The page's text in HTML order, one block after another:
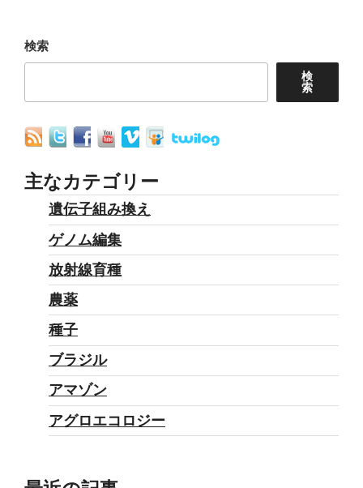
ン
検索
検
索
主なカテゴリー
遺伝子組み換え
ゲノム編集
放射線育種
農薬
種子
ブラジル
アマゾン
アグロエコロジー